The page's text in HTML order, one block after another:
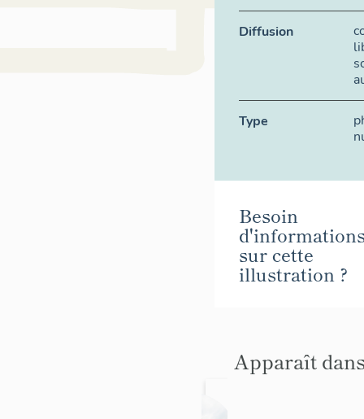
Diffusion
Type
Besoin
sur cette
illustration ?
Apparaît